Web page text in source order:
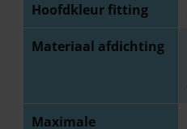
Hoofdkleur fitting
Materiaal afdichting
Maximale